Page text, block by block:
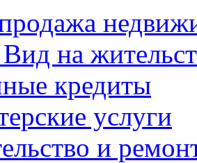
на
кредиты
услуги
и